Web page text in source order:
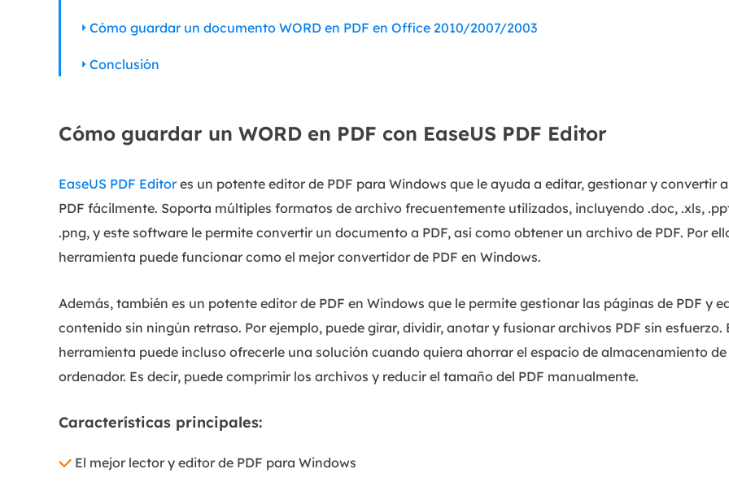
Cómo guardar un documento WORD en PDF en Office 2010/2007/2003
Conclusión
Cómo guardar un WORD en PDF con EaseUS PDF Editor
EaseUS PDF Editores un potente editor de PDF para Windows que le ayuda a editar, gestionar y convertir
PDF fácilmente. Soporta múltiples formatos de archivo frecuentemente utilizados, incluyendo .doc, .xls,
.png, y este software le permite convertir un documento a PDF, así como obtener un archivo de PDF. Por
herramienta puede funcionar como el mejor convertidor de PDF en Windows.
Además, también es un potente editor de PDF en Windows que le permite gestionar las páginas de PDF y
contenido sin ningún retraso. Por ejemplo, puede girar, dividir, anotar y fusionar archivos PDF sin esfuerzo.
herramienta puede incluso ofrecerle una solución cuando quiera ahorrar el espacio de almacenamiento de
ordenador. Es decir, puede comprimir los archivos y reducir el tamaño del PDF manualmente.
Características principales:
El mejor lector y editor de PDF para Windows